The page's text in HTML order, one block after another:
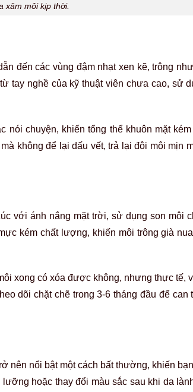
xăm môi kịp thời.
đến các vùng đậm nhạt xen kẽ, trông
tay nghề của kỹ thuật viên chưa cao, sử
nói chuyện, khiến tổng thể khuôn mặt
không để lại dấu vết, trả lại đôi môi mịn
với ánh nắng mặt trời, sử dụng son môi
kém chất lượng, khiến môi trông già
xong có xóa được không, nhưng thực tế,
dõi chặt chẽ trong 3-6 tháng đầu để can
nên nổi bật một cách bất thường, khiến
hoặc thay đổi màu sắc sau khi da